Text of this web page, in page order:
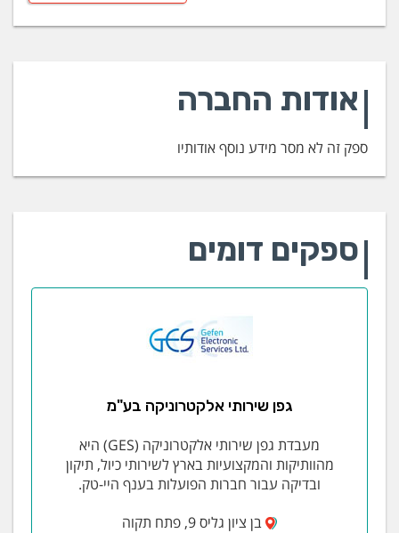
אודות החברה
ספק זה לא מסר מידע נוסף אודותיו
ספקים דומים
גפן שירותי אלקטרוניקה בע"מ
מעבדת גפן שירותי אלקטרוניקה (GES) היא
מהוותיקות והמקצועיות בארץ לשירותי כיול, תיקון
ובדיקה עבור חברות הפועלות בענף היי-טק.
בן ציון גליס 9, פתח תקוה